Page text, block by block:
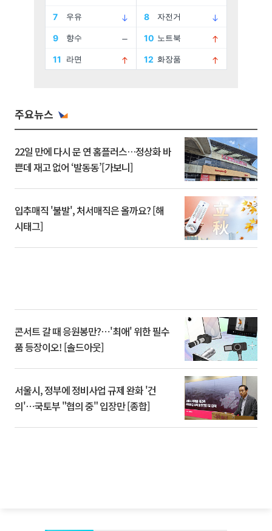
주요뉴스
22일 만에 다시 문 연 홈플러스…정상화 바
쁜데 재고 없어 ‘발동동’[가보니]
입추매직 '불발', 처서매직은 올까요? [해
시태그]
콘서트 갈 때 응원봉만?⋯'최애' 위한 필수
품 등장이오! [솔드아웃]
서울시, 정부에 정비사업 규제 완화 '건
의'⋯국토부 "협의 중" 입장만 [종합]